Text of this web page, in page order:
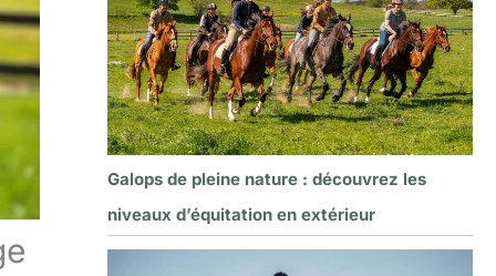
Galops de pleine nature : découvrez les
niveaux d’équitation en extérieur